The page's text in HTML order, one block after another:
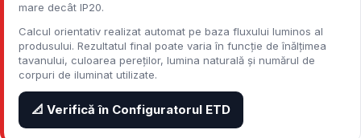
mare decât IP20.
Calcul orientativ realizat automat pe baza fluxului luminos al
produsului. Rezultatul final poate varia în funcție de înălțimea
tavanului, culoarea pereților, lumina naturală și numărul de
corpuri de iluminat utilizate.
📐 Verifică în Configuratorul ETD